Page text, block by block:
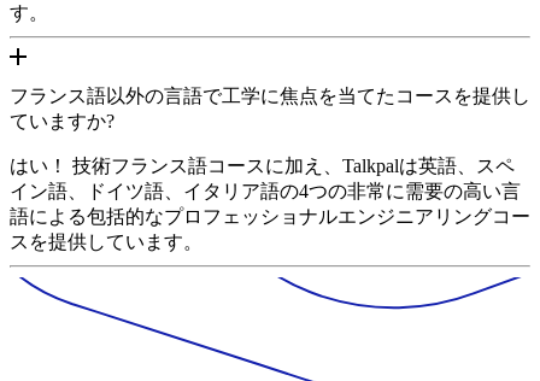
す。
フランス語以外の言語で工学に焦点を当てたコースを提供し
ていますか?
はい！ 技術フランス語コースに加え、Talkpalは英語、スペ
イン語、ドイツ語、イタリア語の4つの非常に需要の高い言
語による包括的なプロフェッショナルエンジニアリングコー
スを提供しています。